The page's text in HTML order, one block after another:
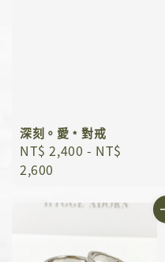
深刻。愛﹡對戒
Regular
price
NT$ 2,400 - NT$
2,600